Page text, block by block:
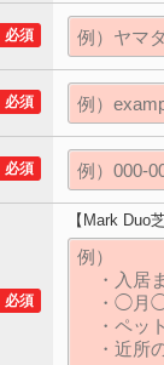
必須
必須
必須
必須
【Mark Duo